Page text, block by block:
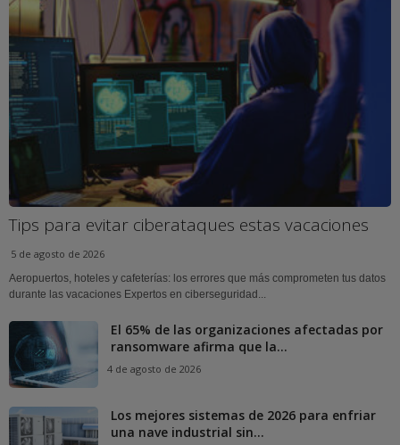
Tips para evitar ciberataques estas vacaciones
5 de agosto de 2026
Aeropuertos, hoteles y cafeterías: los errores que más comprometen tus datos
durante las vacaciones Expertos en ciberseguridad...
El 65% de las organizaciones afectadas por
ransomware afirma que la...
4 de agosto de 2026
Los mejores sistemas de 2026 para enfriar
una nave industrial sin...